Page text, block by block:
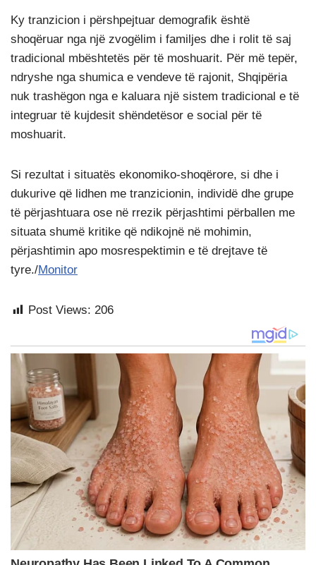
Ky tranzicion i përshpejtuar demografik është
shoqëruar nga një zvogëlim i familjes dhe i rolit të saj
tradicional mbështetës për të moshuarit. Për më tepër,
ndryshe nga shumica e vendeve të rajonit, Shqipëria
nuk trashëgon nga e kaluara një sistem tradicional e të
integruar të kujdesit shëndetësor e social për të
moshuarit.
Si rezultat i situatës ekonomiko-shoqërore, si dhe i
dukurive që lidhen me tranzicionin, individë dhe grupe
të përjashtuara ose në rrezik përjashtimi përballen me
situata shumë kritike që ndikojnë në mohimin,
përjashtimin apo mosrespektimin e të drejtave të
tyre./Monitor
Post Views: 206